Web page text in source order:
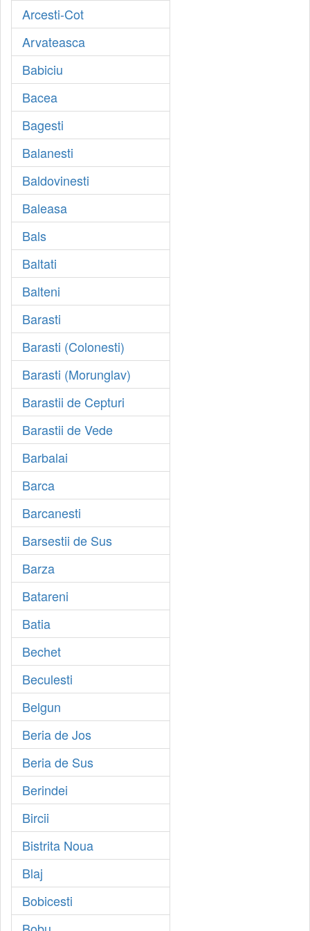
Arcesti-Cot
Arvateasca
Babiciu
Bacea
Bagesti
Balanesti
Baldovinesti
Baleasa
Bals
Baltati
Balteni
Barasti
Barasti (Colonesti)
Barasti (Morunglav)
Barastii de Cepturi
Barastii de Vede
Barbalai
Barca
Barcanesti
Barsestii de Sus
Barza
Batareni
Batia
Bechet
Beculesti
Belgun
Beria de Jos
Beria de Sus
Berindei
Bircii
Bistrita Noua
Blaj
Bobicesti